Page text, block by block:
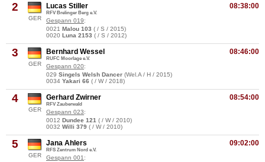
2
GER
08:38:00
Lucas Stiller
RFV Brelinger Berg e.V.
Gespann 019:
0021 Malou 103 ( / S / 2015)
0020 Luna 2153 ( / S / 2012)
3
GER
08:46:00
Bernhard Wessel
RUFC Moorlage e.V.
Gespann 020:
029 Singels Welsh Dancer (Wel.A / H / 2015)
0034 Yakari 66 ( / W / 2018)
4
GER
08:54:00
Gerhard Zwirner
RFV Zauberwald
Gespann 023:
0012 Dundee 121 ( / W / 2010)
0032 Willi 379 ( / W / 2010)
5
GER
09:02:00
Jana Ahlers
RFS Zentrum Nord e.V.
Gespann 001 :